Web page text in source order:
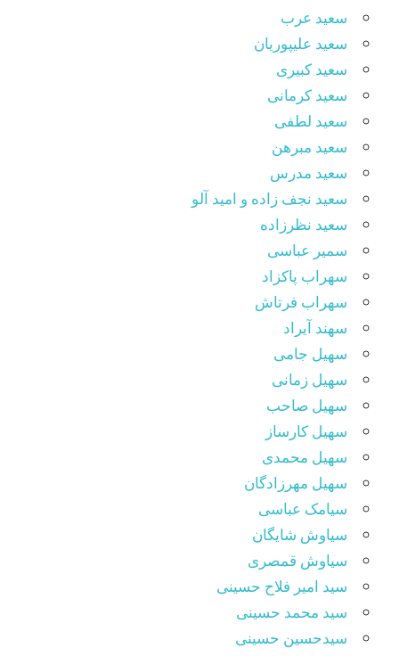
سعید عرب
سعید علیپوریان
سعید کبیری
سعید کرمانی
سعید لطفی
سعید مبرهن
سعید مدرس
سعید نجف زاده و امید آلو
سعید نظرزاده
سمیر عباسی
سهراب پاکزاد
سهراب فرتاش
سهند آیراد
سهیل جامی
سهیل زمانی
سهیل صاحب
سهیل کارساز
سهیل محمدی
سهیل مهرزادگان
سیامک عباسی
سیاوش شایگان
سیاوش قمصری
سید امیر فلاح حسینی
سید محمد حسینی
سیدحسین حسینی